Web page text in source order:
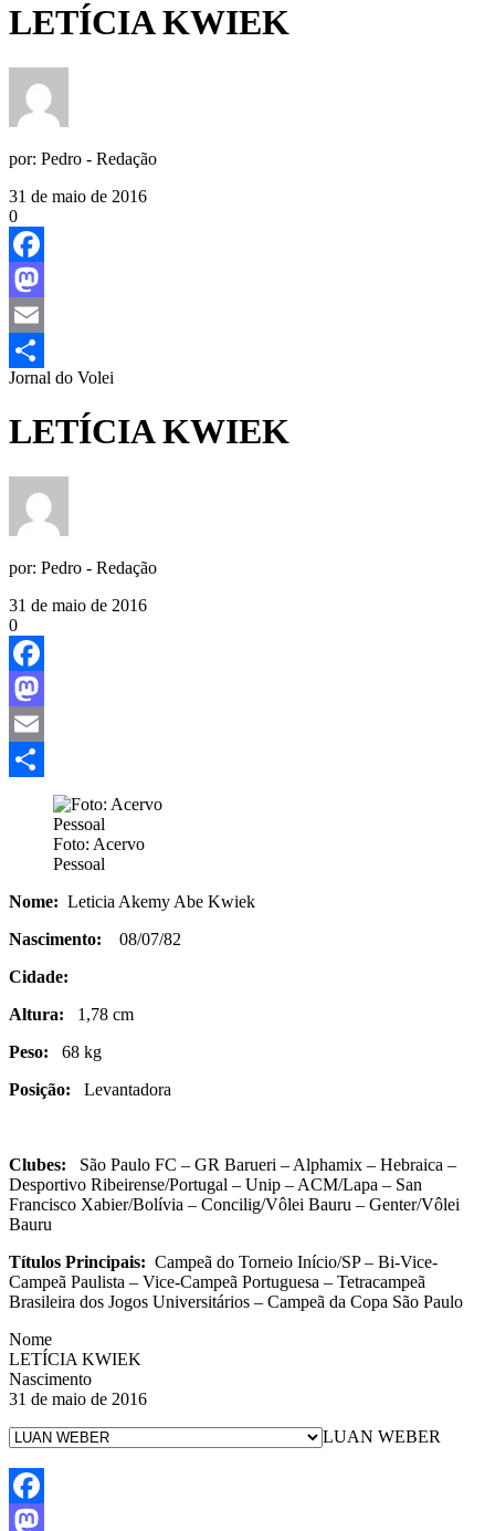
LETÍCIA KWIEK
por: Pedro - Redação
31 de maio de 2016
0
Facebook
Mastodon
Email
Share
Jornal do Volei
LETÍCIA KWIEK
por: Pedro - Redação
31 de maio de 2016
0
Facebook
Mastodon
Email
Foto: Acervo
Pessoal
Nome: Leticia Akemy Abe Kwiek
Nascimento: 08/07/82
Cidade:
Altura: 1,78 cm
Peso: 68 kg
Posição: Levantadora
Clubes: São Paulo FC – GR Barueri – Alphamix – Hebraica –
Desportivo Ribeirense/Portugal – Unip – ACM/Lapa – San
Francisco Xabier/Bolívia – Concilig/Vôlei Bauru – Genter/Vôlei
Bauru
Títulos Principais: Campeã do Torneio Início/SP – Bi-Vice-
Campeã Paulista – Vice-Campeã Portuguesa – Tetracampeã
Brasileira dos Jogos Universitários – Campeã da Copa São Paulo
Nome
LETÍCIA KWIEK
Nascimento
31 de maio de 2016
LUAN WEBER
Facebook